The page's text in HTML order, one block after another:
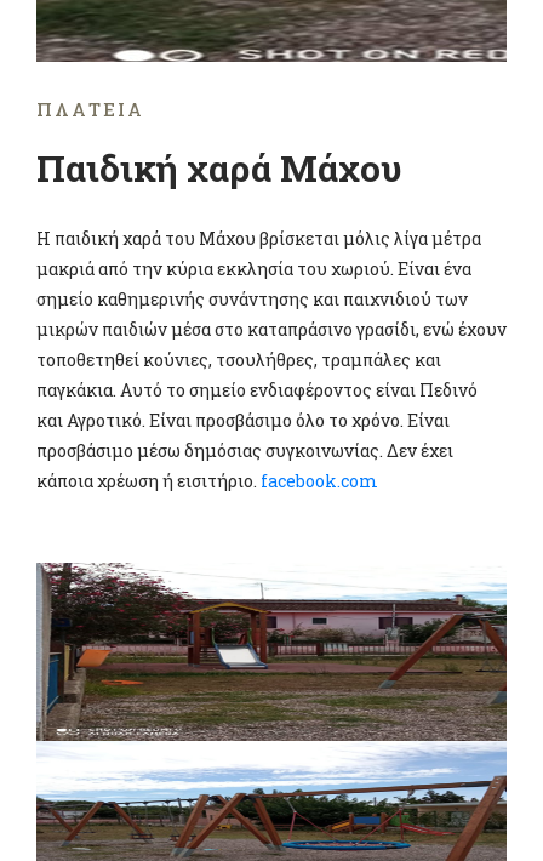
ΠΛΑΤΕΊΑ
Παιδική χαρά Μάχου
Η παιδική χαρά του Μάχου βρίσκεται μόλις λίγα μέτρα
μακριά από την κύρια εκκλησία του χωριού. Είναι ένα
σημείο καθημερινής συνάντησης και παιχνιδιού των
μικρών παιδιών μέσα στο καταπράσινο γρασίδι, ενώ έχουν
τοποθετηθεί κούνιες, τσουλήθρες, τραμπάλες και
παγκάκια. Αυτό το σημείο ενδιαφέροντος είναι Πεδινό
και Αγροτικό. Είναι προσβάσιμο όλο το χρόνο. Είναι
προσβάσιμο μέσω δημόσιας συγκοινωνίας. Δεν έχει
κάποια χρέωση ή εισιτήριο. facebook.com